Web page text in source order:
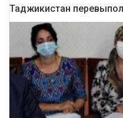
Таджикистан